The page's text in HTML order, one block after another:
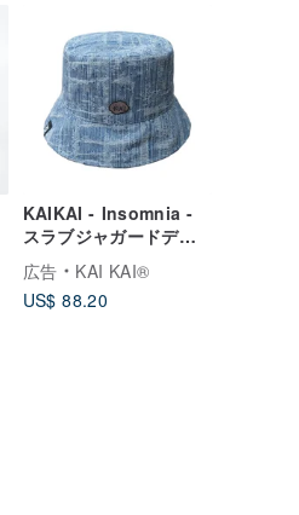
KAIKAI - Insomnia -
スラブジャガードデニ
ムバケットハット
広告
KAI KAI®
US$ 88.20